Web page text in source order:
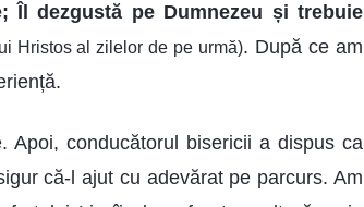
dezgustă pe Dumnezeu și trebuie
Hristos al zilelor de pe urmă). După ce am
conducătorul bisericii a dispus ca
că-l ajut cu adevărat pe parcurs. Am